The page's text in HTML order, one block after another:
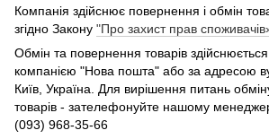
Компанія здійснює повернення і обмін
згідно Закону "Про захист прав
Обмін та повернення товарів
компанією "Нова пошта" або за адресою
Київ, Україна. Для вирішення питань
товарів - зателефонуйте нашому
(093) 968-35-66